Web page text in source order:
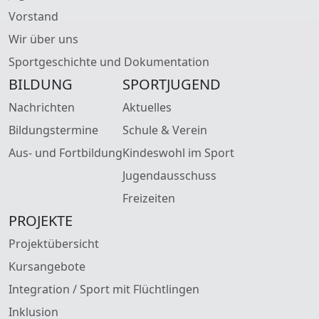
Vorstand
Wir über uns
Sportgeschichte und Dokumentation
BILDUNG
Nachrichten
Bildungstermine
Aus- und Fortbildung
SPORTJUGEND
Aktuelles
Schule & Verein
Kindeswohl im Sport
Jugendausschuss
Freizeiten
PROJEKTE
Projektübersicht
Kursangebote
Integration / Sport mit Flüchtlingen
Inklusion